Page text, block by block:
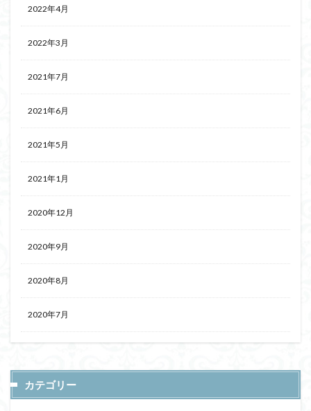
2022年4月
2022年3月
2021年7月
2021年6月
2021年5月
2021年1月
2020年12月
2020年9月
2020年8月
2020年7月
カテゴリー